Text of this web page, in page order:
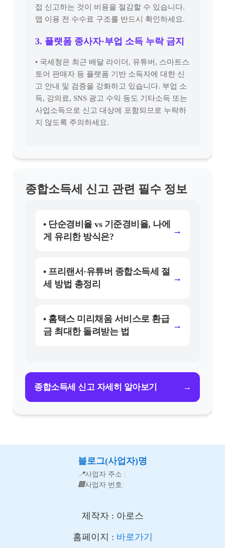
접 신고하는 것이 비용을 절감할 수 있습니다.
앱 이용 전 수수료 구조를 반드시 확인하세요.
3. 플랫폼 종사자·부업 소득 누락 금지
• 국세청은 최근 배달 라이더, 유튜버, 스마트스
토어 판매자 등 플랫폼 기반 소득자에 대한 신
고 안내 및 검증을 강화하고 있습니다. 부업 소
득, 강의료, SNS 광고 수익 등도 기타소득 또는
사업소득으로 신고 대상에 포함되므로 누락하
지 않도록 주의하세요.
종합소득세 신고 관련 필수 정보
• 단순경비율 vs 기준경비율, 나에
게 유리한 방식은?
→
• 프리랜서·유튜버 종합소득세 절
세 방법 총정리
→
• 홈택스 미리채움 서비스로 환급
금 최대한 돌려받는 법
→
종합소득세 신고 자세히 알아보기 →
블로그(사업자)명
📍사업자 주소 :
🏢사업자 번호:
제작자 : 아로스
홈페이지 : 바로가기